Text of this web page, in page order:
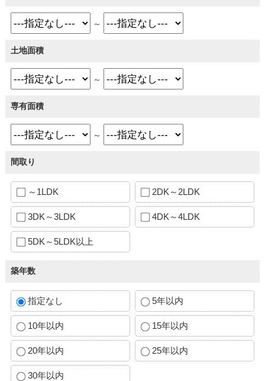
～
土地面積
～
専有面積
～
間取り
～1LDK 2DK～2LDK
3DK～3LDK 4DK～4LDK
5DK～5LDK以上
築年数
指定なし 5年以内
10年以内 15年以内
20年以内 25年以内
30年以内